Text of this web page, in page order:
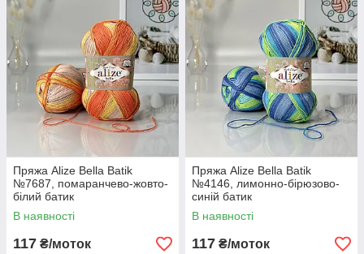
Пряжа Alize Bella Batik
№7687, помаранчево-жовто-
білий батик
В наявності
117 ₴/моток
Пряжа Alize Bella Batik
№4146, лимонно-бірюзово-
синій батик
В наявності
117 ₴/моток